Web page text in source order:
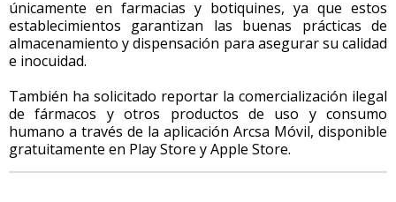
únicamente en farmacias y botiquines, ya que estos
establecimientos garantizan las buenas prácticas de
almacenamiento y dispensación para asegurar su calidad
e inocuidad.
También ha solicitado reportar la comercialización ilegal
de fármacos y otros productos de uso y consumo
humano a través de la aplicación Arcsa Móvil, disponible
gratuitamente en Play Store y Apple Store.